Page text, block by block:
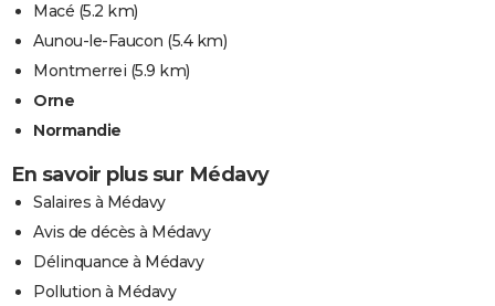
Macé (5.2 km)
Aunou-le-Faucon (5.4 km)
Montmerrei (5.9 km)
Orne
Normandie
En savoir plus sur Médavy
Salaires à Médavy
Avis de décès à Médavy
Délinquance à Médavy
Pollution à Médavy